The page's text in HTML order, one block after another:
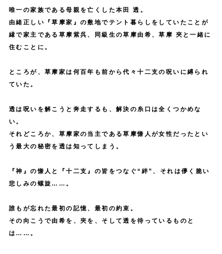
た
だ
ま
す
頂
い
た
し
と
そ
以
の
プ
唯一の家族である母親を亡くした本田 透。
由緒正しい『草摩家』の敷地でテント暮らしをしていたことが
縁で家主である草摩紫呉、同級生の草摩由希、草摩 夾と一緒に
住むことに。
ところが、草摩家は何百年も前から代々十二支の呪いに縛られ
ていた。
透は呪いを解こうと奔走するも、解決の糸口は全くつかめな
い。
それどころか、草摩家の当主である草摩慊人が女性だったとい
う最大の秘密を透は知ってしまう。
『神』の慊人と『十二支』の皆をつなぐ“絆”、 それは儚く脆い
悲しみの螺旋……。
誰もが忘れた最初の記憶、最初の約束。
その向こうで由希を、夾を、そして透を待っているものと
は……。